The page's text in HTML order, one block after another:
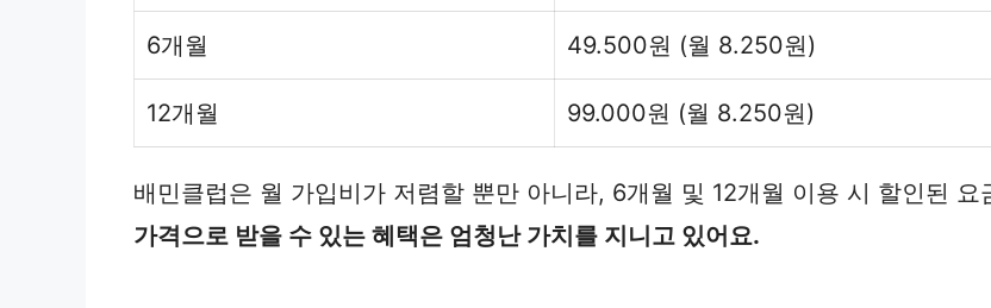
6개월 49.500원 (월 8.250원)
12개월 99.000원 (월 8.250원)
배민클럽은 월 가입비가 저렴할 뿐만 아니라, 6개월 및 12개월 이용 시 할인된
가격으로 받을 수 있는 혜택은 엄청난 가치를 지니고 있어요.